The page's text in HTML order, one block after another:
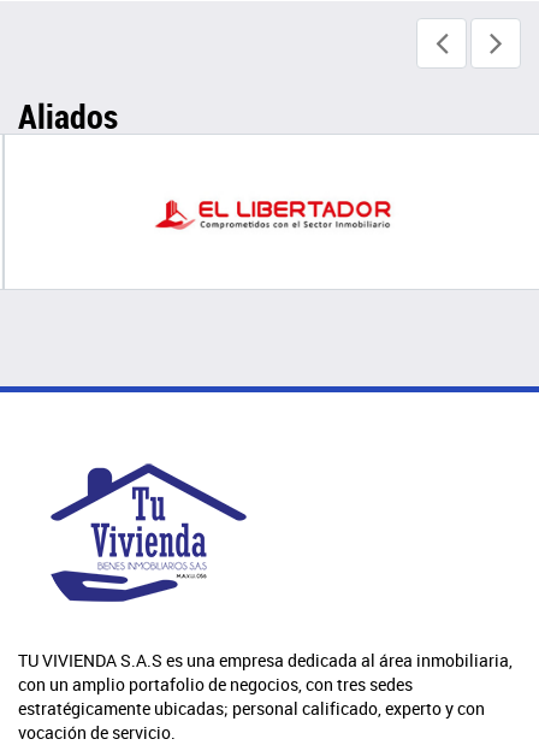
Aliados
TU VIVIENDA S.A.S es una empresa dedicada al área inmobiliaria,
con un amplio portafolio de negocios, con tres sedes
estratégicamente ubicadas; personal calificado, experto y con
vocación de servicio.